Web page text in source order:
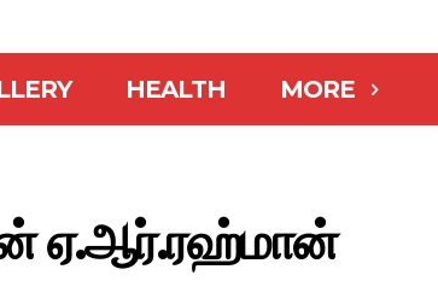
HEALTH MORE
ஏ.ஆர்.ரஹ்மான்